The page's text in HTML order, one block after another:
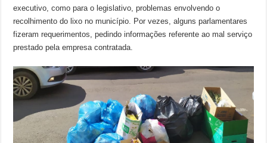
executivo, como para o legislativo, problemas envolvendo o
recolhimento do lixo no município. Por vezes, alguns parlamentares
fizeram requerimentos, pedindo informações referente ao mal serviço
prestado pela empresa contratada.